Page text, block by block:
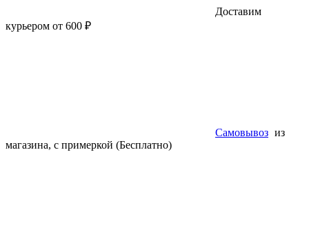
Доставим
курьером от 600 ₽
Самовывоз из
магазина, с примеркой (Бесплатно)